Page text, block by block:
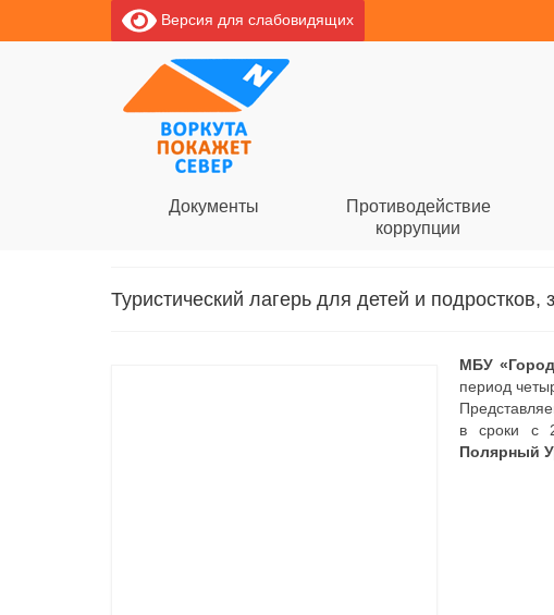
Версия для слабовидящих
Документы
Противодействие
коррупции
Туристический лагерь для детей и подростков,
МБУ
период
в сроки с
Полярный